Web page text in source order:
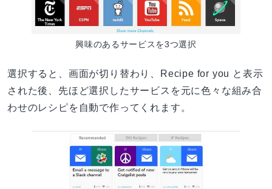
興味のあるサービスを3つ選択
選択すると、画面が切り替わり、Recipe for you と表示
された後、先ほど選択したサービスを元に色々な組み合
わせのレシピを自動で作ってくれます。